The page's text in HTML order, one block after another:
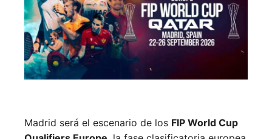
Madrid será el escenario de los FIP World Cup